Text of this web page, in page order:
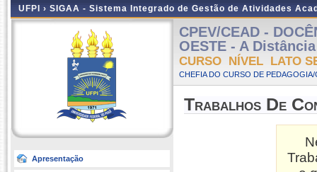
UFPI › SIGAA - Sistema Integrado de Gestão de Atividades
Apresentação
CPEV/CEAD -
OESTE - A
CURSO NÍVEL LATO
CHEFIA DO CURSO DE
Trabalhos De